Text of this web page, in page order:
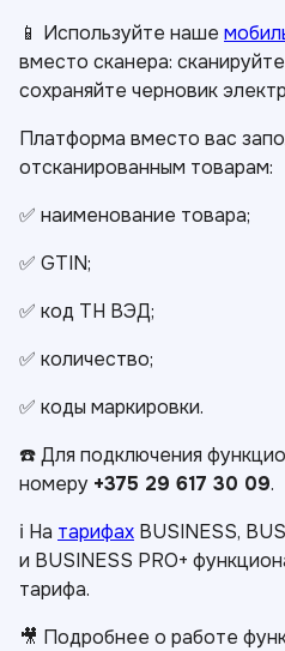
📱 Используйте наше
вместо сканера:
сохраняйте черновик
Платформа вместо вас
отсканированным товарам:
✅ наименование товара;
✅ GTIN;
✅ код ТН ВЭД;
✅ количество;
✅ коды маркировки.
☎️ Для подключения
номеру +375 29 617 30 09.
ℹ️ На тарифах BUSINESS,
и BUSINESS PRO+
тарифа.
🎥 Подробнее о работе